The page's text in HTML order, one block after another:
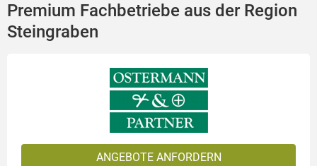
Premium Fachbetriebe aus der Region
Steingraben
ANGEBOTE ANFORDERN